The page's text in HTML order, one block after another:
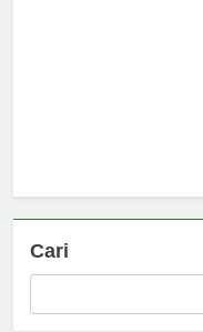
Cari